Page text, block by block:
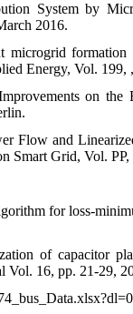
System by
2016.
formation
Energy, Vol. 199,
on
Flow and
Smart Grid, Vol.
for loss-
of capacitor
Vol. 16, pp. 21-29,